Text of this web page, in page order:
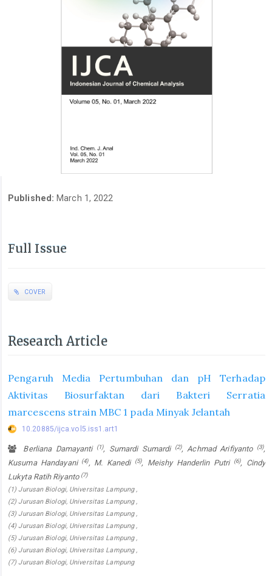
Published: March 1, 2022
Full Issue
COVER
Research Article
Pengaruh Media Pertumbuhan dan pH Terhadap
Aktivitas Biosurfaktan dari Bakteri Serratia
marcescens strain MBC 1 pada Minyak Jelantah
10.20885/ijca.vol5.iss1.art1
Berliana Damayanti (1), Sumardi Sumardi (2), Achmad Arifiyanto (3),
Kusuma Handayani (4), M. Kanedi (5), Meishy Handerlin Putri (6), Cindy
Lukyta Ratih Riyanto (7)
(1) Jurusan Biologi, Universitas Lampung ,
(2) Jurusan Biologi, Universitas Lampung ,
(3) Jurusan Biologi, Universitas Lampung ,
(4) Jurusan Biologi, Universitas Lampung ,
(5) Jurusan Biologi, Universitas Lampung ,
(6) Jurusan Biologi, Universitas Lampung ,
(7) Jurusan Biologi, Universitas Lampung